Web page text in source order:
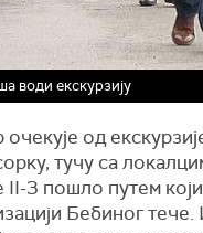
води екскурзију
од
тучу са
II-3 пошло путем
Бебиног